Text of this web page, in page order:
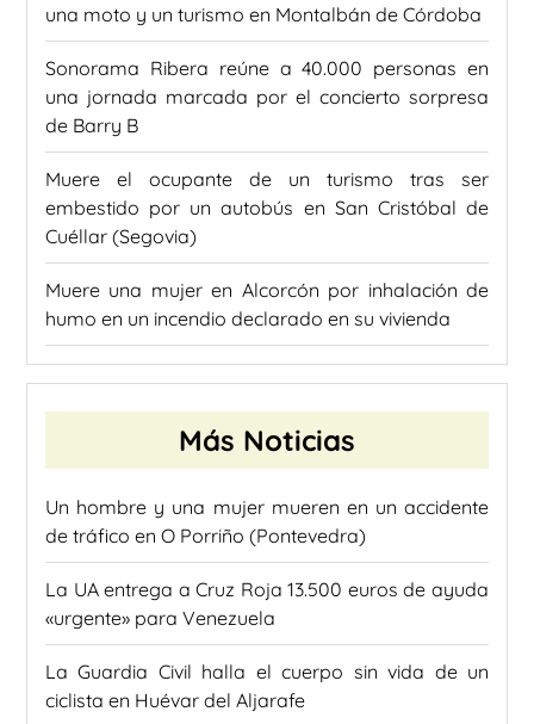
una moto y un turismo en Montalbán de Córdoba
Sonorama Ribera reúne a 40.000 personas en
una jornada marcada por el concierto sorpresa
de Barry B
Muere el ocupante de un turismo tras ser
embestido por un autobús en San Cristóbal de
Cuéllar (Segovia)
Muere una mujer en Alcorcón por inhalación de
humo en un incendio declarado en su vivienda
Más Noticias
Un hombre y una mujer mueren en un accidente
de tráfico en O Porriño (Pontevedra)
La UA entrega a Cruz Roja 13.500 euros de ayuda
«urgente» para Venezuela
La Guardia Civil halla el cuerpo sin vida de un
ciclista en Huévar del Aljarafe